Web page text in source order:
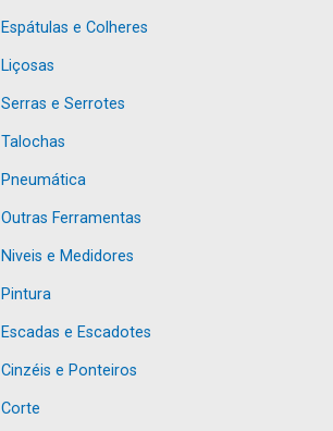
Espátulas e Colheres
Liçosas
Serras e Serrotes
Talochas
Pneumática
Outras Ferramentas
Niveis e Medidores
Pintura
Escadas e Escadotes
Cinzéis e Ponteiros
Corte